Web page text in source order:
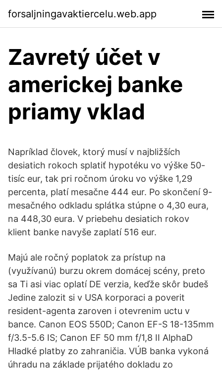
forsaljningavaktiercelu.web.app
Zavretý účet v
americkej banke
priamy vklad
Napríklad človek, ktorý musí v najbližších
desiatich rokoch splatiť hypotéku vo výške 50-
tisíc eur, tak pri ročnom úroku vo výške 1,29
percenta, platí mesačne 444 eur. Po skončení 9-
mesačného odkladu splátka stúpne o 4,30 eura,
na 448,30 eura. V priebehu desiatich rokov
klient banke navyše zaplatí 516 eur.
Majú ale ročný poplatok za prístup na
(využívanú) burzu okrem domácej scény, preto
sa Ti asi viac oplatí DE verzia, keďže skôr budeš
Jedine zalozit si v USA korporaci a poverit
resident-agenta zaroven i otevrenim uctu v
bance. Canon EOS 550D; Canon EF-S 18-135mm
f/3.5-5.6 IS; Canon EF 50 mm f/1,8 II AlphaD
Hladké platby zo zahraničia. VÚB banka vykoná
úhradu na základe prijatého dokladu zo